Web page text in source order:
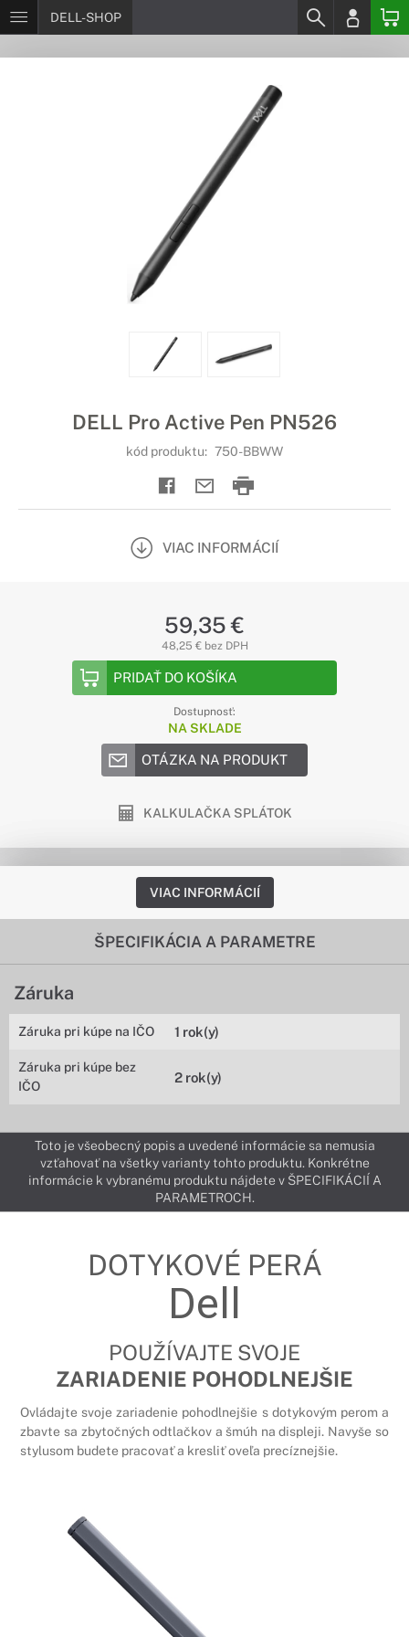
DELL-SHOP
DELL Pro Active Pen PN526
kód produktu: 750-BBWW
VIAC INFORMÁCIÍ
59,35 €
48,25 € bez DPH
PRIDAŤ DO KOŠÍKA
Dostupnosť:
NA SKLADE
OTÁZKA NA PRODUKT
KALKULAČKA SPLÁTOK
VIAC INFORMÁCIÍ
ŠPECIFIKÁCIA A PARAMETRE
Záruka
Záruka pri kúpe na IČO 1 rok(y)
Záruka pri kúpe bez
IČO
2 rok(y)
Toto je všeobecný popis a uvedené informácie sa nemusia
vzťahovať na všetky varianty tohto produktu. Konkrétne
informácie k vybranému produktu nájdete v ŠPECIFIKÁCIÍ A
PARAMETROCH.
DOTYKOVÉ PERÁ
Dell
POUŽÍVAJTE SVOJE
ZARIADENIE POHODLNEJŠIE
Ovládajte svoje zariadenie pohodlnejšie s dotykovým perom a
zbavte sa zbytočných odtlačkov a šmúh na displeji. Navyše so
stylusom budete pracovať a kresliť oveľa precíznejšie.